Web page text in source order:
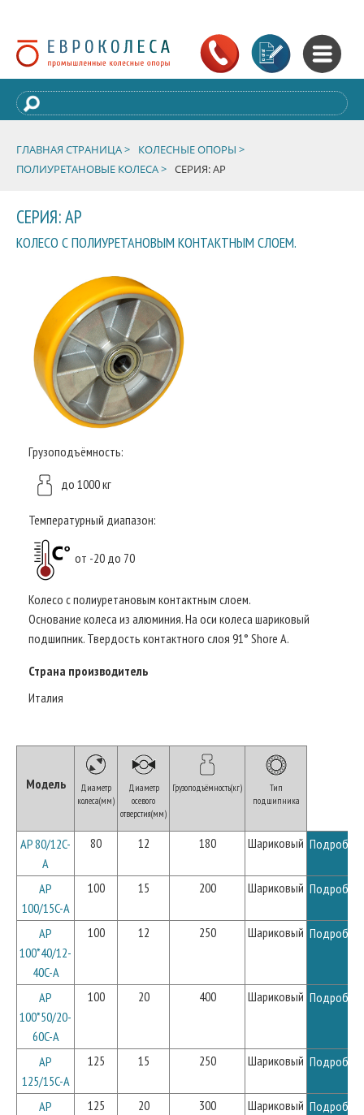
ГЛАВНАЯ СТРАНИЦА >
КОЛЕСНЫЕ ОПОРЫ >
ПОЛИУРЕТАНОВЫЕ КОЛЕСА > СЕРИЯ: AP
СЕРИЯ: AP
КОЛЕСО С ПОЛИУРЕТАНОВЫМ КОНТАКТНЫМ СЛОЕМ.
Грузоподъёмность:
до 1000 кг
Температурный диапазон:
от -20 до 70
Колесо с полиуретановым контактным слоем.
Основание колеса из алюминия. На оси колеса шариковый
подшипник. Твердость контактного слоя 91° Shore A.
Страна производитель
Италия
Модель
Диаметр
колеса(мм)
Диаметр
осевого
отверстия(мм)
Грузоподъёмность(кг)
Тип
подшипника
AP 80/12C-
A
80 12 180 Шариковый
AP
100/15C-A
100 15 200 Шариковый
AP
100*40/12-
40C-A
100 12 250 Шариковый
AP
100*50/20-
60C-A
100 20 400 Шариковый
AP
125/15C-A
125 15 250 Шариковый
AP
125 20 300 Шариковый